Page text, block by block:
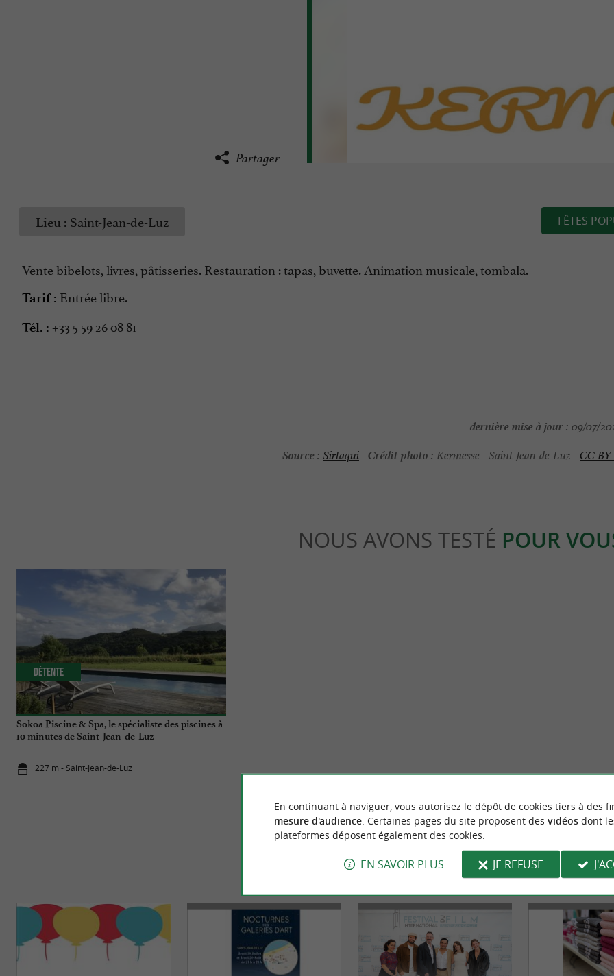
Partager
Lieu : Saint-Jean-de-Luz FÊTES
Vente bibelots, livres, pâtisseries. Restauration : tapas, buvette. Animation musicale, tombala.
Tarif : Entrée libre.
Tél. : +33 5 59 26 08 81
dernière mise à jour : 09/07/
Source : Sirtaqui-Crédit photo : Kermesse - Saint-Jean-de-Luz -CC
NOUS AVONS TESTÉ POUR
Sokoa Piscine & Spa, le spécialiste des piscines à
10 minutes de Saint-Jean-de-Luz
227 m - Saint-Jean-de-Luz
Détente
ÉVÈNEMENTSÀ SAINT-JEAN-DE-
En continuant à naviguer, vous autorisez le dépôt de cookies tiers à des
mesure d'audience. Certaines pages du site proposent des vidéosdont
plateformes déposent également des cookies.
EN SAVOIR PLUS JE REFUSE